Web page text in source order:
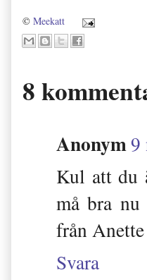
© Meekatt
8
Anonym9
Kul att du
må bra
från Anette
Svara